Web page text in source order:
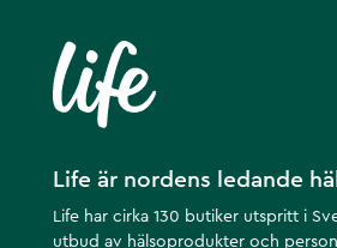
Life är nordens ledande
Life har cirka 130 butiker utspritt i
utbud av hälsoprodukter och